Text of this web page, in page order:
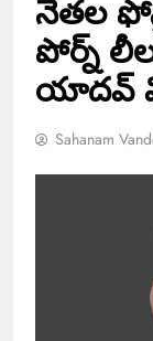
నేతల
పోర్న్
యాదవ్
Sahanam